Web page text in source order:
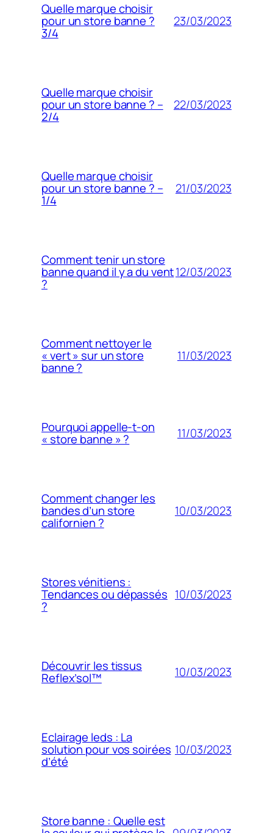
Quelle marque choisir
pour un store banne ?
3/4
23/03/2023
Quelle marque choisir
pour un store banne ? –
2/4
22/03/2023
Quelle marque choisir
pour un store banne ? –
1/4
21/03/2023
Comment tenir un store
banne quand il y a du vent
?
12/03/2023
Comment nettoyer le
« vert » sur un store
banne ?
11/03/2023
Pourquoi appelle-t-on
« store banne » ? 11/03/2023
Comment changer les
bandes d’un store
californien ?
10/03/2023
Stores vénitiens :
Tendances ou dépassés
?
10/03/2023
Découvrir les tissus
Reflex’sol™ 10/03/2023
Eclairage leds : La
solution pour vos soirées
d’été
10/03/2023
Store banne : Quelle est